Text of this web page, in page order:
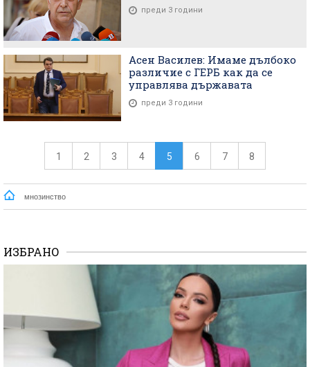
преди 3 години
Асен Василев: Имаме дълбоко
различие с ГЕРБ как да се
управлява държавата
преди 3 години
1 2 3 4 5 6 7 8
мнозинство
ИЗБРАНО